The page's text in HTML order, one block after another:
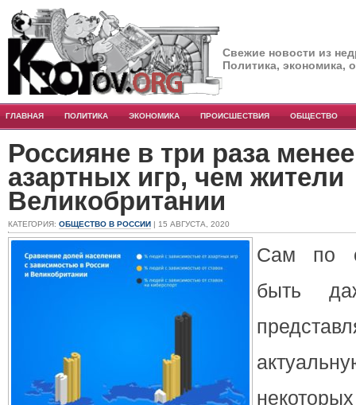
Свежие новости из
Политика, экономика,
ГЛАВНАЯ ПОЛИТИКА ЭКОНОМИКА ПРОИСШЕСТВИЯ ОБЩЕСТВО
Россияне в три раза
азартных игр, чем жители
Великобритании
КАТЕГОРИЯ: ОБЩЕСТВО В РОССИИ | 15 АВГУСТА, 2020
Сам по
быть